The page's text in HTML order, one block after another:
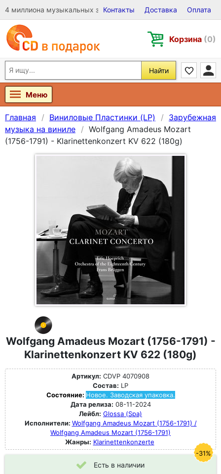
4 миллиона музыкальных записей на Виниле, CD и DVD
Контакты Доставка Оплата
Корзина (0)
Найти
Меню
Главная Виниловые Пластинки (LP)
Зарубежная
музыка на виниле
Wolfgang Amadeus Mozart
(1756-1791) - Klarinettenkonzert KV 622 (180g)
Wolfgang Amadeus Mozart (1756-1791) -
Klarinettenkonzert KV 622 (180g)
Артикул: CDVP 4070908
Состав: LP
Состояние: Новое. Заводская упаковка.
Дата релиза: 08-11-2024
Лейбл: Glossa (Spa)
Исполнители: Wolfgang Amadeus Mozart (1756-1791) /
Wolfgang Amadeus Mozart (1756-1791)
Жанры: Klarinettenkonzerte
Есть в наличии
-31%